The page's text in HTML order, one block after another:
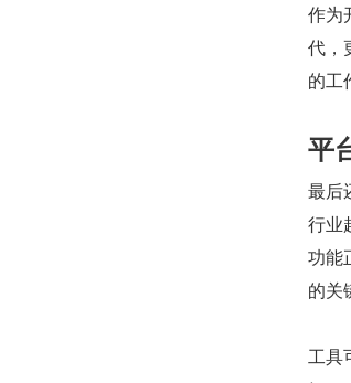
作为
代，
的工
平
最后
行业
功能
的关
工具